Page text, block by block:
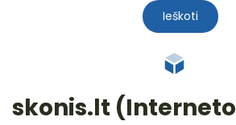
Ieškoti
skonis.lt (Interneto